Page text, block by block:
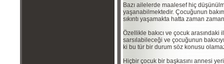
Bazı ailelerde maalesef hiç
yaşanabilmektedir. Çocuğunun
sıkıntı yaşamakta hatta zaman
Özellikle bakıcı ve çocuk arasındaki
sarsılabileceği ve çocuğunun
ki bu tür bir durum söz konusu
Hiçbir çocuk bir başkasını annesi